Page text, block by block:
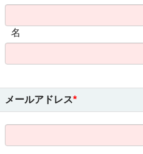
名
メールアドレス